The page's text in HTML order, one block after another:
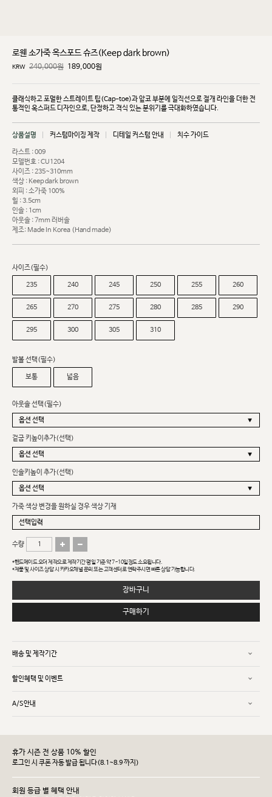
로웬 소가죽 옥스포드 슈즈(Keep dark brown)
KRW 240,000원 189,000원
클래식하고 포멀한 스트레이트 팁(Cap-toe)과 앞코 부분에 일직선으로 절개 라인을 더한 전
통적인 옥스퍼드 디자인으로, 단정하고 격식 있는 분위기를 극대화하였습니다.
상품설명 커스텀마이징 제작 디테일 커스텀 안내 치수 가이드
라스트 : 009
모델번호 : CU1204
사이즈 : 235~310mm
색상 : Keep dark brown
외피 : 소가죽 100%
힐 : 3.5cm
인솔 : 1cm
아웃솔 : 7mm 러버솔
제조: Made In Korea (Hand made)
사이즈(필수)
235 240 245 250 255 260
265 270 275 280 285 290
295 300 305 310
발볼 선택(필수)
보통 넓음
아웃솔 선택(필수)
겉굽 키높이추가(선택)
인솔키높이 추가(선택)
가죽 색상 변경을 원하실 경우 색상 기재
수량
*핸드메이드 오더 제작으로 제작기간 평일 기준 약 7~10일정도 소요됩니다.
*제품 및 사이즈 상담 시 카카오채널 문의 또는 고객센터로 연락주시면 빠른 상담 가능합니다.
장바구니
구매하기
배송 및 제작기간
할인혜택 및 이벤트
A/S안내
휴가 시즌 전 상품 10% 할인
로그인 시 쿠폰 자동 발급 됩니다(8.1~8.9 까지)
회원 등급 별 혜택 안내